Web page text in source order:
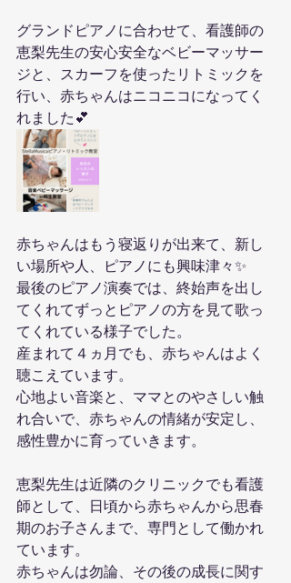
グランドピアノに合わせて、看護師の
恵梨先生の安心安全なベビーマッサー
ジと、スカーフを使ったリトミックを
行い、赤ちゃんはニコニコになってく
れました💕
赤ちゃんはもう寝返りが出来て、新し
い場所や人、ピアノにも興味津々✨
最後のピアノ演奏では、終始声を出し
てくれてずっとピアノの方を見て歌っ
てくれている様子でした。
産まれて４ヵ月でも、赤ちゃんはよく
聴こえています。
心地よい音楽と、ママとのやさしい触
れ合いで、赤ちゃんの情緒が安定し、
感性豊かに育っていきます。
恵梨先生は近隣のクリニックでも看護
師として、日頃から赤ちゃんから思春
期のお子さんまで、専門として働かれ
ています。
赤ちゃんは勿論、その後の成長に関す